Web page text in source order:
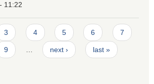
11:22
3 4 5 6 7
9 next › last »